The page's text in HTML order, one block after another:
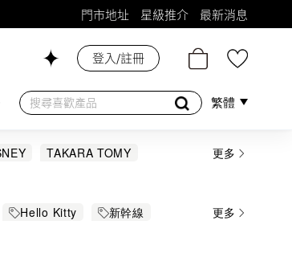
門市地址 星級推介 最新消息
香薰 個人護理 母嬰護理 遊戲及精品
登入/註冊
繁體
TAKARA TOMY
MERCEDES BENZ
更多
Hello Kitty
新幹線
更多